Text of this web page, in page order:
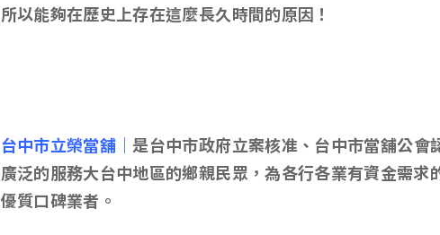
所以能夠在歷史上存在這麼長久時間的原因！
台中市立榮當舖｜ 是台中市政府立案核准、台中市當舖公會
廣泛的服務大台中地區的鄉親民眾，為各行各業有資金需
優質口碑業者。